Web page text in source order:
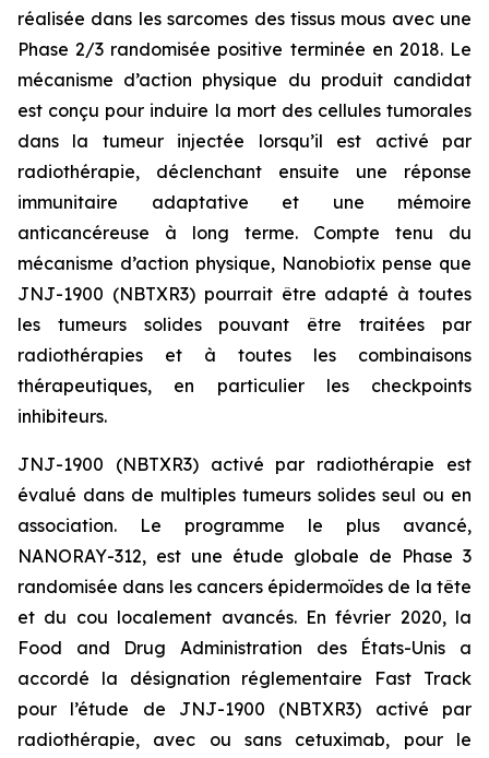
réalisée dans les sarcomes des tissus mous avec une
Phase 2/3 randomisée positive terminée en 2018. Le
mécanisme d’action physique du produit candidat
est conçu pour induire la mort des cellules tumorales
dans la tumeur injectée lorsqu’il est activé par
radiothérapie, déclenchant ensuite une réponse
immunitaire adaptative et une mémoire
anticancéreuse à long terme. Compte tenu du
mécanisme d’action physique, Nanobiotix pense que
JNJ-1900 (NBTXR3) pourrait être adapté à toutes
les tumeurs solides pouvant être traitées par
radiothérapies et à toutes les combinaisons
thérapeutiques, en particulier les checkpoints
inhibiteurs.
JNJ-1900 (NBTXR3) activé par radiothérapie est
évalué dans de multiples tumeurs solides seul ou en
association. Le programme le plus avancé,
NANORAY-312, est une étude globale de Phase 3
randomisée dans les cancers épidermoïdes de la tête
et du cou localement avancés. En février 2020, la
Food and Drug Administration des États-Unis a
accordé la désignation réglementaire Fast Track
pour l’étude de JNJ-1900 (NBTXR3) activé par
radiothérapie, avec ou sans cetuximab, pour le